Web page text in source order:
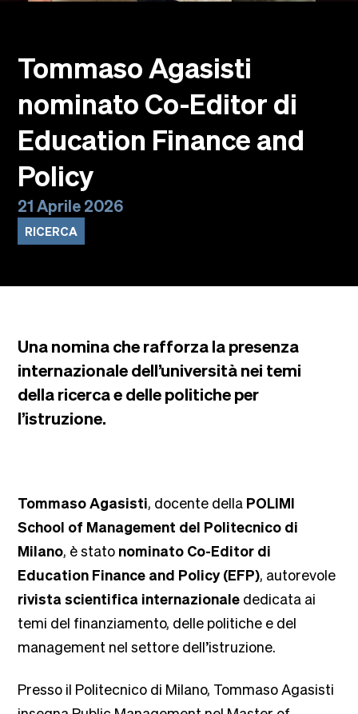
Highlights
Dove siamo
Italiano
English
Tommaso Agasisti
nominato Co-Editor di
Education Finance and
Policy
21 Aprile 2026
RICERCA
Una nomina che rafforza la presenza
internazionale dell’università nei temi
della ricerca e delle politiche per
l’istruzione.
Tommaso Agasisti, docente della POLIMI
School of Management del Politecnico di
Milano, è stato nominato Co-Editor di
Education Finance and Policy (EFP), autorevole
rivista scientifica internazionale dedicata ai
temi del finanziamento, delle politiche e del
management nel settore dell’istruzione.
Presso il Politecnico di Milano, Tommaso Agasisti